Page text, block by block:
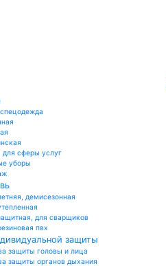
сферы услуг
уборы
демисезонная
для сварщиков
пвх
защиты
защиты головы и лица
защиты органов дыхания